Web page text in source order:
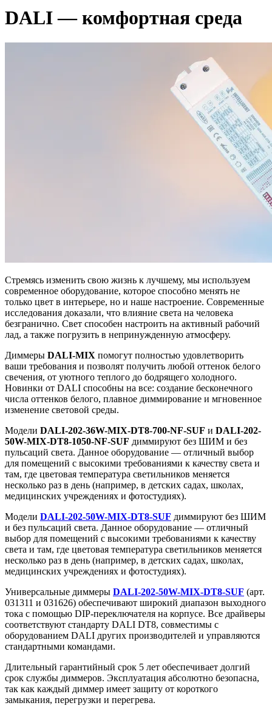
DALI — комфортная среда
Стремясь изменить свою жизнь к лучшему, мы используем
современное оборудование, которое способно менять не
только цвет в интерьере, но и наше настроение. Современные
исследования доказали, что влияние света на человека
безгранично. Свет способен настроить на активный рабочий
лад, а также погрузить в непринужденную атмосферу.
Диммеры DALI-MIX помогут полностью удовлетворить
ваши требования и позволят получить любой оттенок белого
свечения, от уютного теплого до бодрящего холодного.
Новинки от DALI способны на все: создание бесконечного
числа оттенков белого, плавное диммирование и мгновенное
изменение световой среды.
Модели DALI-202-36W-MIX-DT8-700-NF-SUF и DALI-202-
50W-MIX-DT8-1050-NF-SUF диммируют без ШИМ и без
пульсаций света. Данное оборудование — отличный выбор
для помещений с высокими требованиями к качеству света и
там, где цветовая температура светильников меняется
несколько раз в день (например, в детских садах, школах,
медицинских учреждениях и фотостудиях).
Модели DALI-202-50W-MIX-DT8-SUF диммируют без ШИМ
и без пульсаций света. Данное оборудование — отличный
выбор для помещений с высокими требованиями к качеству
света и там, где цветовая температура светильников меняется
несколько раз в день (например, в детских садах, школах,
медицинских учреждениях и фотостудиях).
Универсальные диммеры DALI-202-50W-MIX-DT8-SUF (арт.
031311 и 031626) обеспечивают широкий диапазон выходного
тока с помощью DIP-переключателя на корпусе. Все драйверы
соответствуют стандарту DALI DT8, совместимы с
оборудованием DALI других производителей и управляются
стандартными командами.
Длительный гарантийный срок 5 лет обеспечивает долгий
срок службы диммеров. Эксплуатация абсолютно безопасна,
так как каждый диммер имеет защиту от короткого
замыкания, перегрузки и перегрева.